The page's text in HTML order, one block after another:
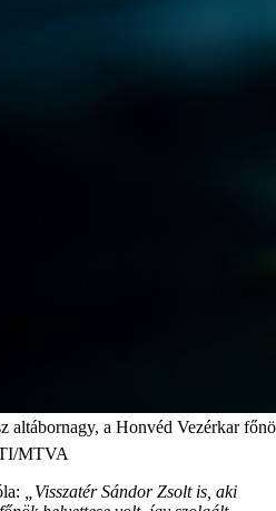
altábornagy, a Honvéd Vezérkar
MTVA
„Visszatér Sándor Zsolt is, aki